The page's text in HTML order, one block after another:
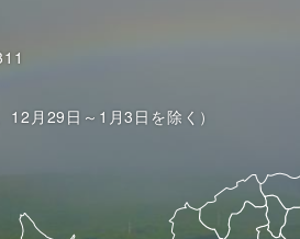
月29日～1月3日を除く）